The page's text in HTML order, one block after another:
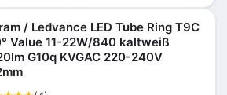
/ Ledvance LED Tube Ring T9C
Value 11-22W/840 kaltweiß
G10q KVGAC 220-240V